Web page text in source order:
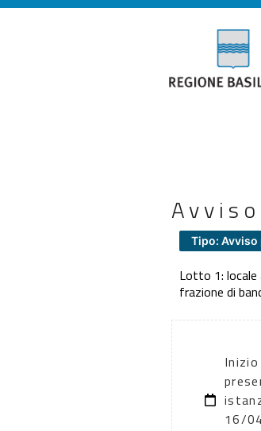
Tipo:
Lotto 1: locale
frazione di
Inizio
16/